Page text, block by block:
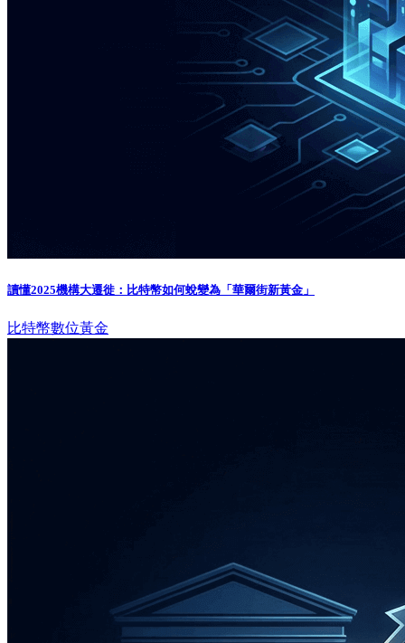
讀懂2025機構大遷徙：比特幣如何蛻變為「華爾街新黃金」
比特幣數位黃金